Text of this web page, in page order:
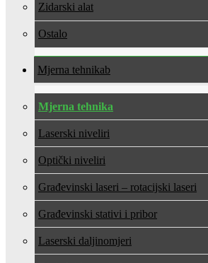
Zidarski alat
Ostalo
Mjerna tehnika
Mjerna tehnika
Laserski niveliri
Optički niveliri
Građevinski laseri – rotacijski laseri
Građevinski stativi i pribor
Laserski daljinomjeri